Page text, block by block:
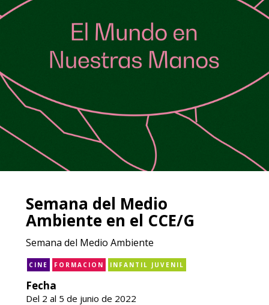
Semana del Medio
Ambiente en el CCE/G
Semana del Medio Ambiente
CINE FORMACION INFANTIL JUVENIL
Fecha
Del 2 al 5 de junio de 2022